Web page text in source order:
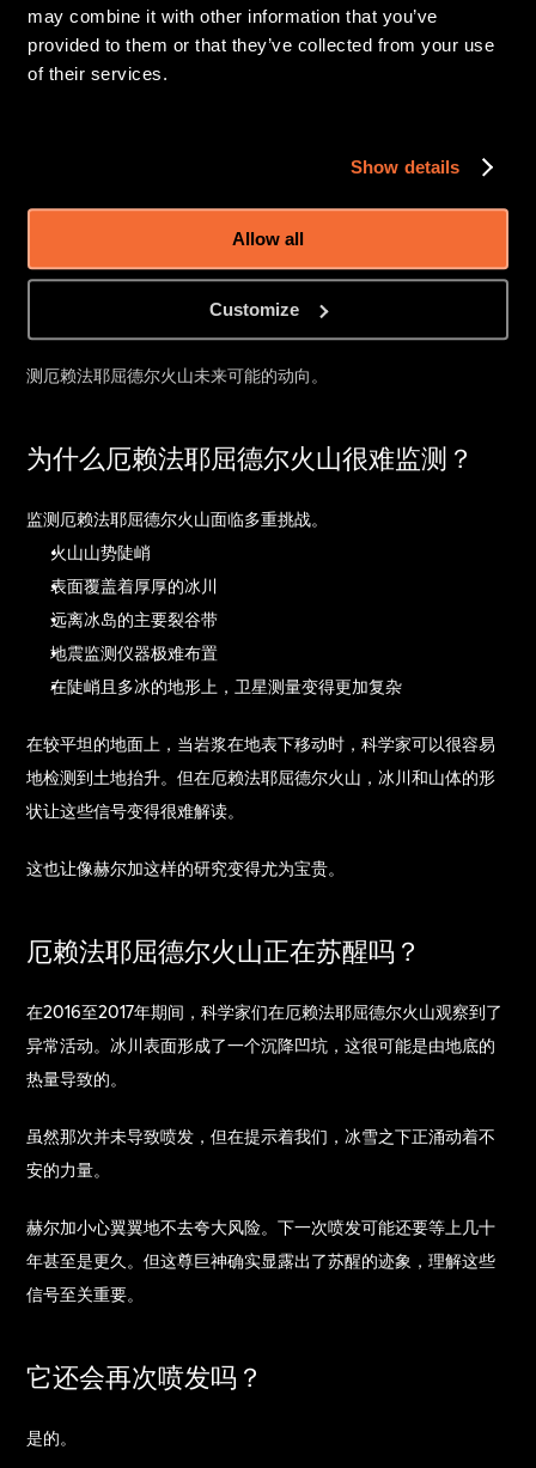
may combine it with other information that you’ve
provided to them or that they’ve collected from your use
of their services.
Show details
Allow all
Customize
哪些喷发场景更有可能发生
这是一项细致严谨的技术工作，但其目非常实用：为了更好地预
测厄赖法耶屈德尔火山未来可能的动向。
为什么厄赖法耶屈德尔火山很难监测？
监测厄赖法耶屈德尔火山面临多重挑战。
火山山势陡峭
表面覆盖着厚厚的冰川
远离冰岛的主要裂谷带
地震监测仪器极难布置
在陡峭且多冰的地形上，卫星测量变得更加复杂
在较平坦的地面上，当岩浆在地表下移动时，科学家可以很容易
地检测到土地抬升。但在厄赖法耶屈德尔火山，冰川和山体的形
状让这些信号变得很难解读。
这也让像赫尔加这样的研究变得尤为宝贵。
厄赖法耶屈德尔火山正在苏醒吗？
在2016至2017年期间，科学家们在厄赖法耶屈德尔火山观察到了
异常活动。冰川表面形成了一个沉降凹坑，这很可能是由地底的
热量导致的。
虽然那次并未导致喷发，但在提示着我们，冰雪之下正涌动着不
安的力量。
赫尔加小心翼翼地不去夸大风险。下一次喷发可能还要等上几十
年甚至是更久。但这尊巨神确实显露出了苏醒的迹象，理解这些
信号至关重要。
它还会再次喷发吗？
是的。